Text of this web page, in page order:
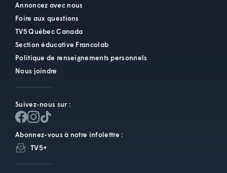
Annoncez avec nous
Foire aux questions
TV5 Québec Canada
Section éducative Francolab
Politique de renseignements personnels
Nous joindre
Suivez-nous sur :
Abonnez-vous à notre infolettre :
TV5+